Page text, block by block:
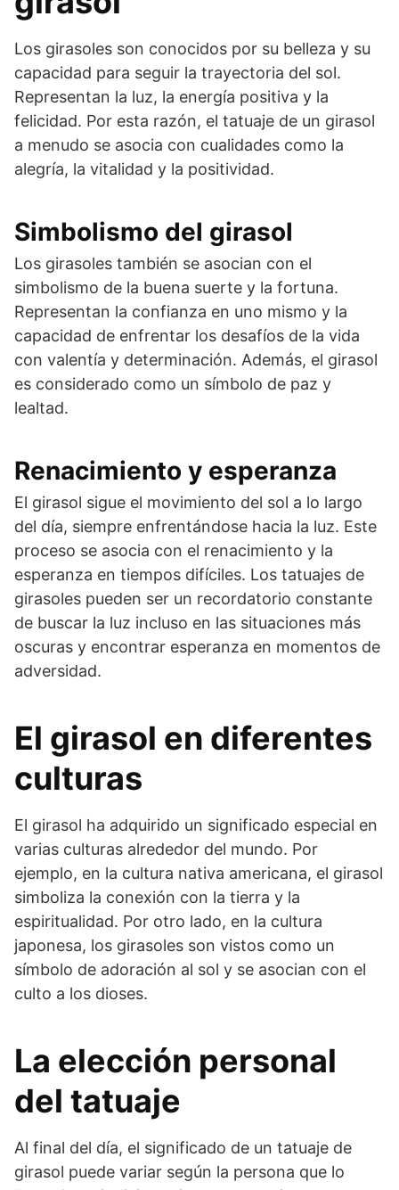
Los girasoles son conocidos por su belleza y su
capacidad para seguir la trayectoria del sol.
Representan la luz, la energía positiva y la
felicidad. Por esta razón, el tatuaje de un girasol
a menudo se asocia con cualidades como la
alegría, la vitalidad y la positividad.
Simbolismo del girasol
Los girasoles también se asocian con el
simbolismo de la buena suerte y la fortuna.
Representan la confianza en uno mismo y la
capacidad de enfrentar los desafíos de la vida
con valentía y determinación. Además, el girasol
es considerado como un símbolo de paz y
lealtad.
Renacimiento y esperanza
El girasol sigue el movimiento del sol a lo largo
del día, siempre enfrentándose hacia la luz. Este
proceso se asocia con el renacimiento y la
esperanza en tiempos difíciles. Los tatuajes de
girasoles pueden ser un recordatorio constante
de buscar la luz incluso en las situaciones más
oscuras y encontrar esperanza en momentos de
adversidad.
El girasol en diferentes
culturas
El girasol ha adquirido un significado especial en
varias culturas alrededor del mundo. Por
ejemplo, en la cultura nativa americana, el girasol
simboliza la conexión con la tierra y la
espiritualidad. Por otro lado, en la cultura
japonesa, los girasoles son vistos como un
símbolo de adoración al sol y se asocian con el
culto a los dioses.
La elección personal
del tatuaje
Al final del día, el significado de un tatuaje de
girasol puede variar según la persona que lo